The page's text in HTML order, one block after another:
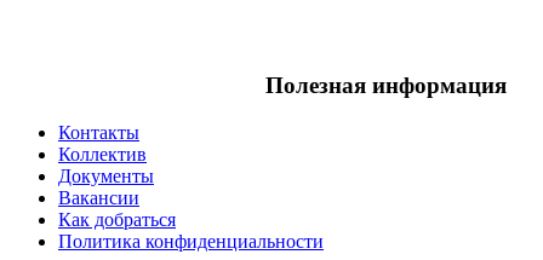
Полезная информация
Контакты
Коллектив
Документы
Вакансии
Как добраться
Политика конфиденциальности